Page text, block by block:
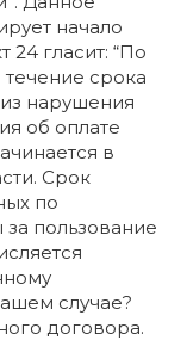
начало
гласит: “По
течение срока
нарушения
об оплате
в
Срок
по
пользование
случае?
договора.